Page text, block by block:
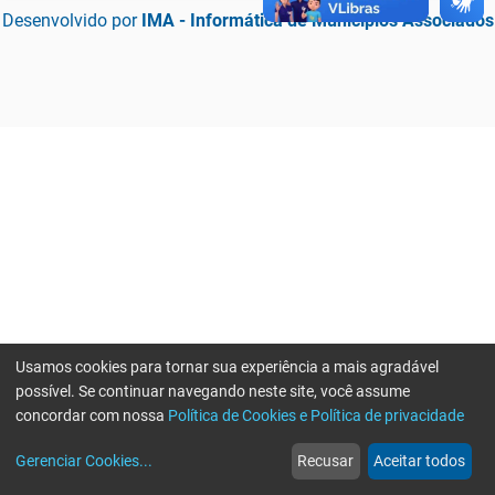
Desenvolvido por IMA - Informática de Municípios Associados
web
Notícias
more_horiz
Mais
Usamos cookies para tornar sua experiência a mais agradável
possível. Se continuar navegando neste site, você assume
concordar com nossa Política de Cookies e Política de privacidade
Gerenciar Cookies... Recusar Aceitar todos
Erro ao enviar informações, por favor tente novamente